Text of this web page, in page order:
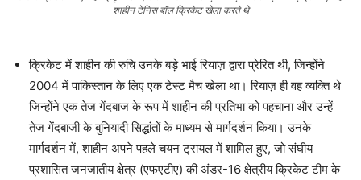
शाहीन टेनिस बॉल क्रिकेट खेला करते थे
क्रिकेट में शाहीन की रुचि उनके बड़े भाई रियाज़ द्वारा प्रेरित थी, जिन्होंने
2004 में पाकिस्तान के लिए एक टेस्ट मैच खेला था। रियाज़ ही वह व्यक्ति थे
जिन्होंने एक तेज गेंदबाज के रूप में शाहीन की प्रतिभा को पहचाना और उन्हें
तेज गेंदबाजी के बुनियादी सिद्धांतों के माध्यम से मार्गदर्शन किया। उनके
मार्गदर्शन में, शाहीन अपने पहले चयन ट्रायल में शामिल हुए, जो संघीय
प्रशासित जनजातीय क्षेत्र (एफएटीए) की अंडर-16 क्षेत्रीय क्रिकेट टीम के